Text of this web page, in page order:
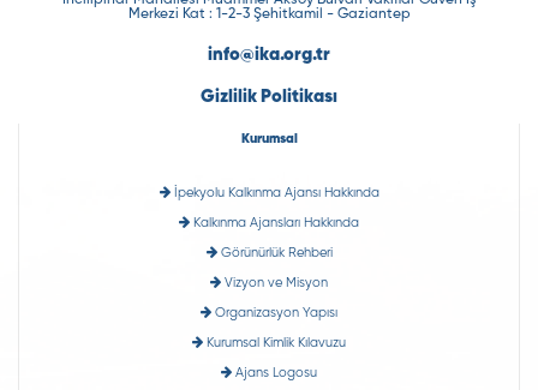
Merkezi Kat : 1-2-3 Şehitkamil - Gaziantep
info@ika.org.tr
Gizlilik Politikası
Kurumsal
İpekyolu Kalkınma Ajansı Hakkında
Kalkınma Ajansları Hakkında
Görünürlük Rehberi
Vizyon ve Misyon
Organizasyon Yapısı
Kurumsal Kimlik Kılavuzu
Ajans Logosu